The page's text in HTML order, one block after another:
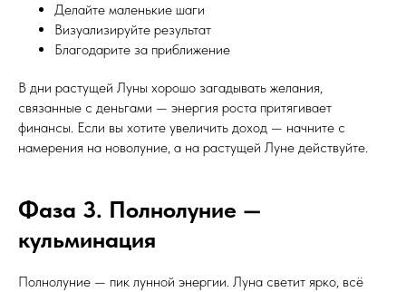
Делайте маленькие шаги
Визуализируйте результат
Благодарите за приближение
В дни растущей Луны хорошо загадывать желания,
связанные с деньгами — энергия роста притягивает
финансы. Если вы хотите увеличить доход — начните с
намерения на новолуние, а на растущей Луне действуйте.
Фаза 3. Полнолуние —
кульминация
Полнолуние — пик лунной энергии. Луна светит ярко, всё